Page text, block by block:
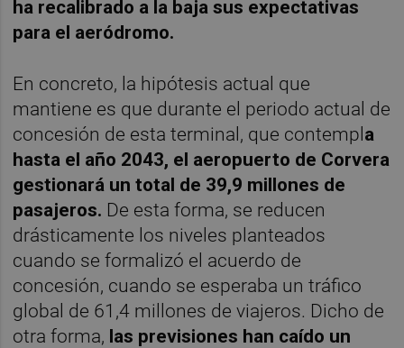
ha recalibrado a la baja sus expectativas
para el aeródromo.
En concreto, la hipótesis actual que
mantiene es que durante el periodo actual de
concesión de esta terminal, que contempl a
hasta el año 2043, el aeropuerto de Corvera
gestionará un total de 39,9 millones de
pasajeros. De esta forma, se reducen
drásticamente los niveles planteados
cuando se formalizó el acuerdo de
concesión, cuando se esperaba un tráfico
global de 61,4 millones de viajeros. Dicho de
otra forma, las previsiones han caído un